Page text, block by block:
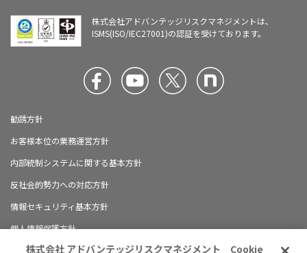
株式会社アドバンテッジリスクマネジメントは、
ISMS(ISO/IEC27001)の認証を受けております。
勧誘方針
お客様本位の業務運営方針
内部統制システムに関する基本方針
反社会的勢力への対応方針
情報セキュリティ基本方針
個人情報保護方針
ブランドガイドライン
株式会社 アドバンテッジリスクマネジメント Cookie